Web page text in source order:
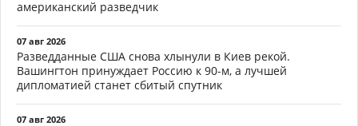
американский разведчик
07 авг 2026
Разведданные США снова хлынули в Киев рекой.
Вашингтон принуждает Россию к 90-м, а лучшей
дипломатией станет сбитый спутник
07 авг 2026